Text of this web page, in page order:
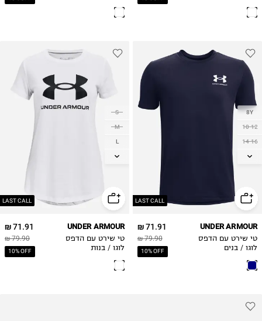
LAST CALL
8Y
10-12
14-16
18-20
71.91 ₪
79.90 ₪
10% OFF
UNDER ARMOUR
טי שירט עם הדפס
לוגו / בנים
LAST CALL
S
M
L
XL
71.91 ₪
79.90 ₪
10% OFF
UNDER ARMOUR
טי שירט עם הדפס
לוגו / בנות